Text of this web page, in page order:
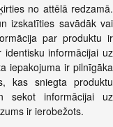
no attēlā redzamā.
izskatīties savādāk vai
par produktu ir
informācijai uz
iepakojuma ir pilnīgāka
kas sniegta produktu
sekot informācijai uz
ir ierobežots.